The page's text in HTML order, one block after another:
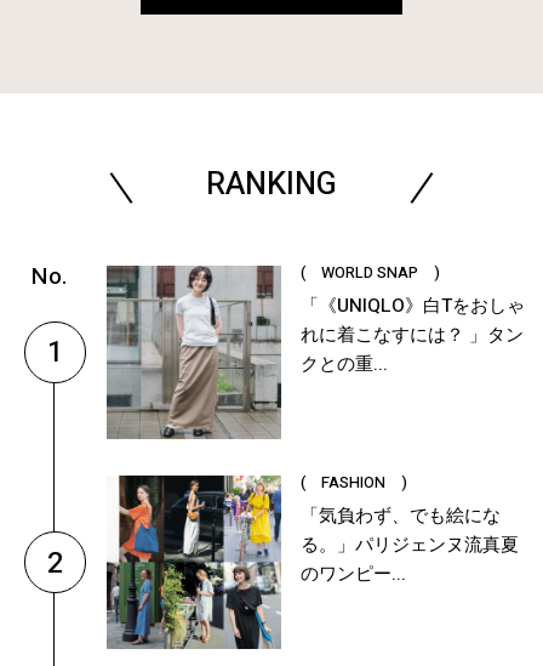
RANKING
1
( WORLD SNAP )
「《UNIQLO》白Tをおしゃ
れに着こなすには？ 」タン
クとの重...
2
( FASHION )
「気負わず、でも絵にな
る。」パリジェンヌ流真夏
のワンピー...